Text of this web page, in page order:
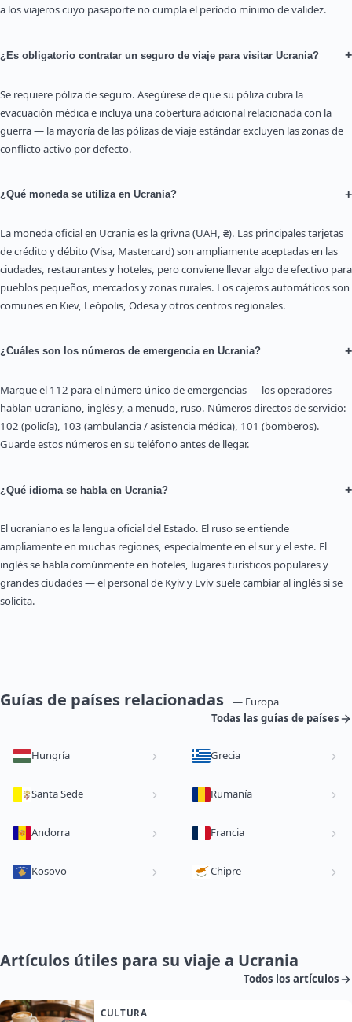
a los viajeros cuyo pasaporte no cumpla el período mínimo de validez.
¿Es obligatorio contratar un seguro de viaje para visitar Ucrania? +
Se requiere póliza de seguro. Asegúrese de que su póliza cubra la
evacuación médica e incluya una cobertura adicional relacionada con la
guerra — la mayoría de las pólizas de viaje estándar excluyen las zonas de
conflicto activo por defecto.
¿Qué moneda se utiliza en Ucrania? +
La moneda oficial en Ucrania es la grivna (UAH, ₴). Las principales tarjetas
de crédito y débito (Visa, Mastercard) son ampliamente aceptadas en las
ciudades, restaurantes y hoteles, pero conviene llevar algo de efectivo para
pueblos pequeños, mercados y zonas rurales. Los cajeros automáticos son
comunes en Kiev, Leópolis, Odesa y otros centros regionales.
¿Cuáles son los números de emergencia en Ucrania? +
Marque el 112 para el número único de emergencias — los operadores
hablan ucraniano, inglés y, a menudo, ruso. Números directos de servicio:
102 (policía), 103 (ambulancia / asistencia médica), 101 (bomberos).
Guarde estos números en su teléfono antes de llegar.
¿Qué idioma se habla en Ucrania? +
El ucraniano es la lengua oficial del Estado. El ruso se entiende
ampliamente en muchas regiones, especialmente en el sur y el este. El
inglés se habla comúnmente en hoteles, lugares turísticos populares y
grandes ciudades — el personal de Kyiv y Lviv suele cambiar al inglés si se
solicita.
Guías de países relacionadas
— Europa
Todas las guías de países
Hungría Grecia
Santa Sede Rumanía
Andorra Francia
Kosovo Chipre
Artículos útiles para su viaje a Ucrania
Todos los artículos
CULTURA